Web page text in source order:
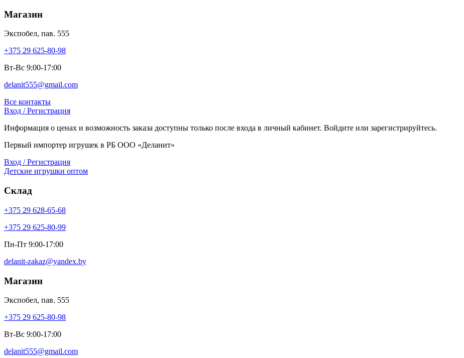
Магазин
Экспобел, пав. 555
+375 29 625-80-98
Вт-Вс 9:00-17:00
delanit555@gmail.com
Все контакты
Вход / Регистрация
Информация о ценах и возможность заказа доступны только после входа в личный кабинет. Войдите или зарегистрируйтесь.
Первый импортер игрушек в РБ ООО «Деланит»
Вход / Регистрация
Детские игрушки оптом
Склад
+375 29 628-65-68
+375 29 625-80-99
Пн-Пт 9:00-17:00
delanit-zakaz@yandex.by
Магазин
Экспобел, пав. 555
+375 29 625-80-98
Вт-Вс 9:00-17:00
delanit555@gmail.com